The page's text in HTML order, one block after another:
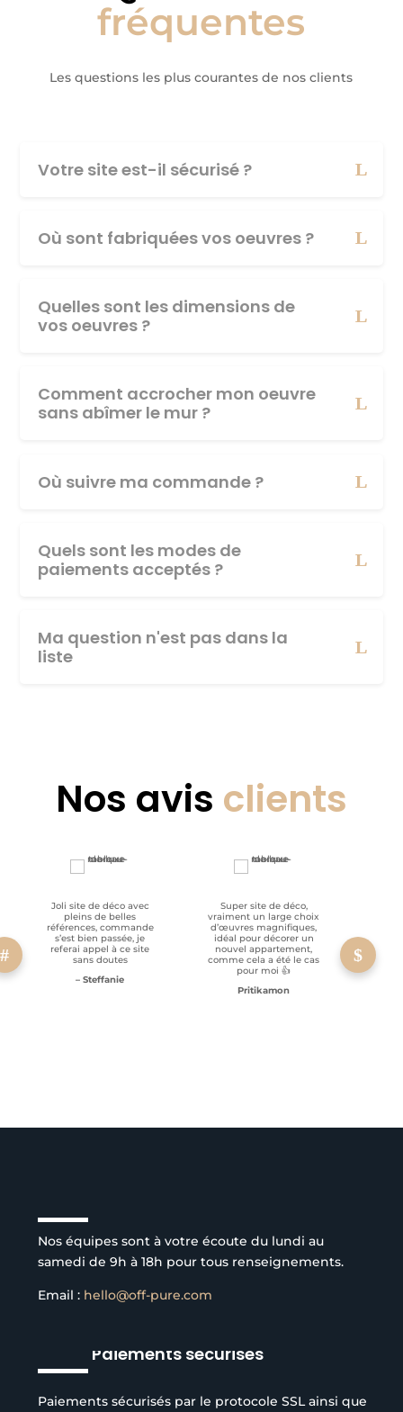
fréquentes
Les questions les plus courantes de nos clients
Votre site est-il sécurisé ?
Où sont fabriquées vos oeuvres ?
Quelles sont les dimensions de
vos oeuvres ?
Comment accrocher mon oeuvre
sans abîmer le mur ?
Où suivre ma commande ?
Quels sont les modes de
paiements acceptés ?
Ma question n'est pas dans la
liste
Nos avis clients
Joli site de déco avec
pleins de belles
références, commande
s’est bien passée, je
referai appel à ce site
sans doutes
– Steffanie
Super site de déco,
vraiment un large choix
d’œuvres magnifiques,
idéal pour décorer un
nouvel appartement,
comme cela a été le cas
pour moi 👍
Pritikamon
Nos équipes sont à votre écoute du lundi au
samedi de 9h à 18h pour tous renseignements.
Email : hello@off-pure.com
Paiements sécurisés
Paiements sécurisés par le protocole SSL ainsi que